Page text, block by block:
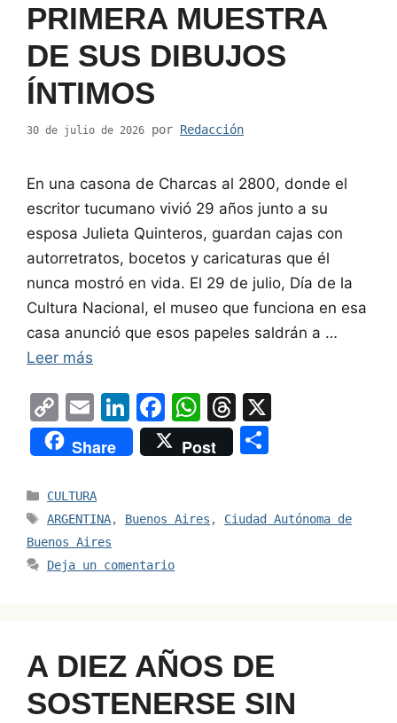
PRIMERA MUESTRA
DE SUS DIBUJOS
ÍNTIMOS
30 de julio de 2026 por Redacción
En una casona de Charcas al 2800, donde el
escritor tucumano vivió 29 años junto a su
esposa Julieta Quinteros, guardan cajas con
autorretratos, bocetos y caricaturas que él
nunca mostró en vida. El 29 de julio, Día de la
Cultura Nacional, el museo que funciona en esa
casa anunció que esos papeles saldrán a …
Leer más
C
o
p
y
Li
n
k
E
m
ai
l
Li
n
k
dI
F
a
c
b
o
W
h
at
A
T
hr
e
d
Share Post
e
Categorías
CULTURA
Etiquetas
ARGENTINA, Buenos Aires , Ciudad Autónoma de
Buenos Aires
Deja un comentario
A DIEZ AÑOS DE
SOSTENERSE SIN